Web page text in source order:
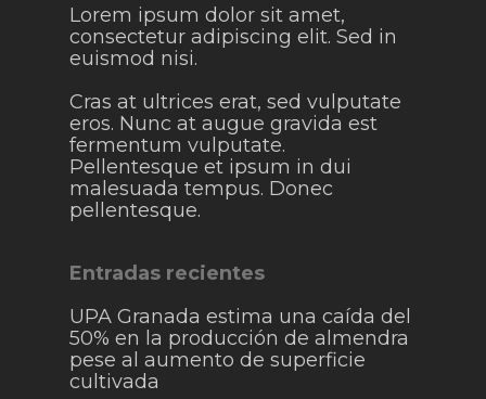
Lorem ipsum dolor sit amet,
consectetur adipiscing elit. Sed in
euismod nisi.
Cras at ultrices erat, sed vulputate
eros. Nunc at augue gravida est
fermentum vulputate.
Pellentesque et ipsum in dui
malesuada tempus. Donec
pellentesque.
Entradas recientes
UPA Granada estima una caída del
50% en la producción de almendra
pese al aumento de superficie
cultivada